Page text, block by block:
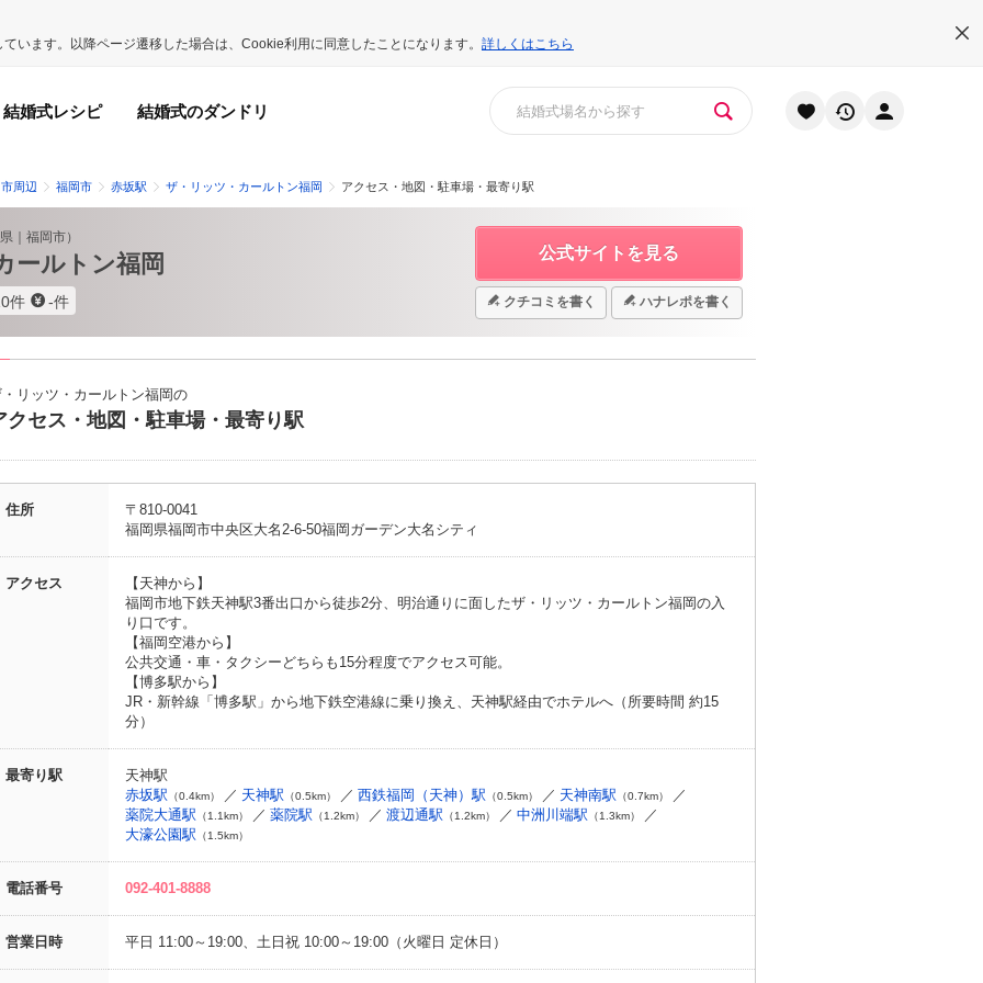
います。以降ページ遷移した場合は、Cookie利用に同意したことになります。 詳しくはこちら
結婚式レシピ 結婚式のダンドリ
周辺 福岡市 赤坂駅 ザ・リッツ・カールトン福岡 アクセス・地図・駐車場・最寄り駅
福岡市）
ールトン福岡
件 -件
公式サイトを見る
クチコミを書く ハナレポを書く
リッツ・カールトン福岡の
クセス・地図・駐車場・最寄り駅
住所
〒810-0041
福岡県福岡市中央区大名2-6-50福岡ガーデン大名シティ
アクセス
【天神から】
福岡市地下鉄天神駅3番出口から徒歩2分、明治通りに面したザ・リッツ・カールトン福岡の入
り口です。
【福岡空港から】
公共交通・車・タクシーどちらも15分程度でアクセス可能。
【博多駅から】
JR・新幹線「博多駅」から地下鉄空港線に乗り換え、天神駅経由でホテルへ（所要時間 約15
分）
最寄り駅
天神駅
赤坂駅 （0.4km） 天神駅 （0.5km） 西鉄福岡（天神）駅 （0.5km） 天神南駅 （0.7km）
薬院大通駅 （1.1km） 薬院駅 （1.2km） 渡辺通駅 （1.2km） 中洲川端駅 （1.3km）
大濠公園駅 （1.5km）
電話番号 092-401-8888
営業日時 平日 11:00～19:00、土日祝 10:00～19:00（火曜日 定休日）